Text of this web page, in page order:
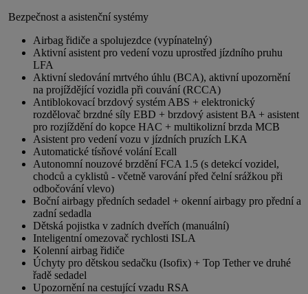
Bezpečnost a asistenční systémy
Airbag řidiče a spolujezdce (vypínatelný)
Aktivní asistent pro vedení vozu uprostřed jízdního pruhu
LFA
Aktivní sledování mrtvého úhlu (BCA), aktivní upozornění
na projíždějící vozidla při couvání (RCCA)
Antiblokovací brzdový systém ABS + elektronický
rozdělovač brzdné síly EBD + brzdový asistent BA + asistent
pro rozjíždění do kopce HAC + multikolizní brzda MCB
Asistent pro vedení vozu v jízdních pruzích LKA
Automatické tísňové volání Ecall
Autonomní nouzové brzdění FCA 1.5 (s detekcí vozidel,
chodců a cyklistů - včetně varování před čelní srážkou při
odbočování vlevo)
Boční airbagy předních sedadel + okenní airbagy pro přední a
zadní sedadla
Dětská pojistka v zadních dveřích (manuální)
Inteligentní omezovač rychlosti ISLA
Kolenní airbag řidiče
Úchyty pro dětskou sedačku (Isofix) + Top Tether ve druhé
řadě sedadel
Upozornění na cestující vzadu RSA